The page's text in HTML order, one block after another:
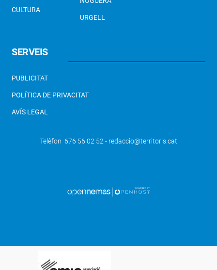
CULTURA
URGELL
SERVEIS
PUBLICITAT
POLÍTICA DE PRIVACITAT
AVÍS LEGAL
Telèfon 676 56 02 52 - redaccio@territoris.cat